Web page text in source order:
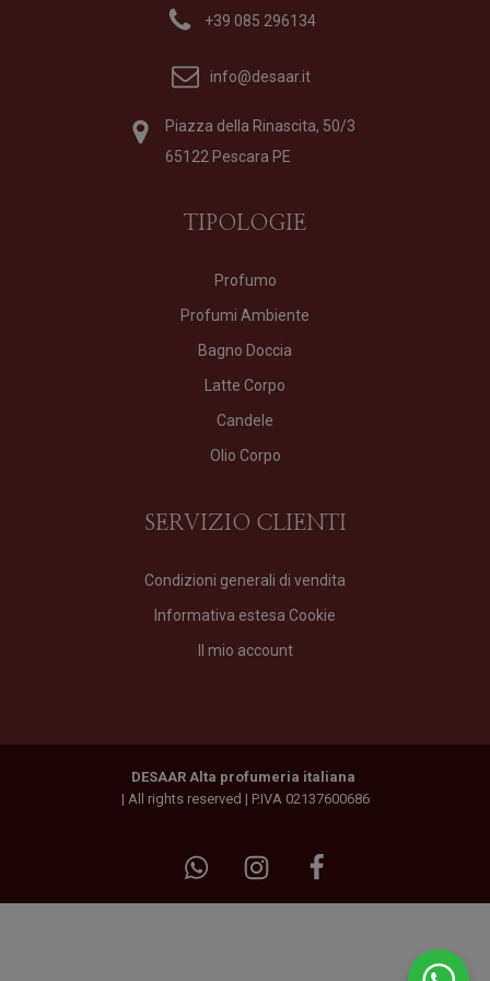
+39 085 296134
info@desaar.it
Piazza della Rinascita, 50/3
65122 Pescara PE
TIPOLOGIE
Profumo
Profumi Ambiente
Bagno Doccia
Latte Corpo
Candele
Olio Corpo
SERVIZIO CLIENTI
Condizioni generali di vendita
Informativa estesa Cookie
Il mio account
DESAAR Alta profumeria italiana
| All rights reserved | P.IVA 02137600686